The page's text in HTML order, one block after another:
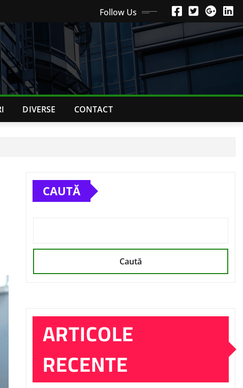
Follow Us
DIVERSE CONTACT
CAUTĂ
Caută
ARTICOLE
RECENTE